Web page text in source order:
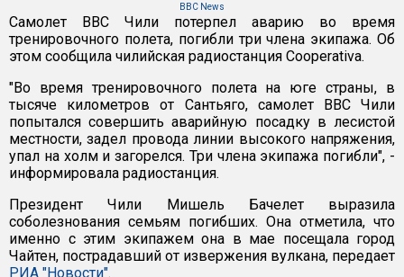
BBC News
Самолет ВВС Чили потерпел аварию во время
тренировочного полета, погибли три члена экипажа. Об
этом сообщила чилийская радиостанция Cooperativa.
"Во время тренировочного полета на юге страны, в
тысяче километров от Сантьяго, самолет ВВС Чили
попытался совершить аварийную посадку в лесистой
местности, задел провода линии высокого напряжения,
упал на холм и загорелся. Три члена экипажа погибли", -
информировала радиостанция.
Президент Чили Мишель Бачелет выразила
соболезнования семьям погибших. Она отметила, что
именно с этим экипажем она в мае посещала город
Чайтен, пострадавший от извержения вулкана, передает
РИА "Новости".